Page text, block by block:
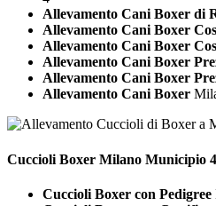
Allevamento Cani Boxer di
Allevamento Cani Boxer
Allevamento Cani Boxer
Allevamento Cani Boxer
Allevamento Cani Boxer
Allevamento Cani Boxer
Cuccioli Boxer Milano Municipio 4
Cuccioli Boxer con Pedigree